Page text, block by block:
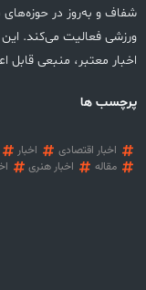
شفاف و به‌روز در
ورزشی فعالیت می‌کند. این
اخبار معتبر، منبعی قابل
پرچسب ها
اخبار اقتصادی اخبار
مقاله
اخبار هنری